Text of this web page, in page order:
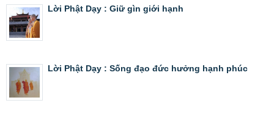
Lời Phật Dạy : Giữ gìn giới hạnh
Lời Phật Dạy : Sống đạo đức hưởng hạnh phúc